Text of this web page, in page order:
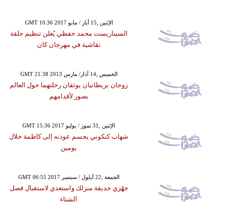
GMT 10:36 2017 الإثنين ,15 أيار / مايو
السيناريست محمد حفظي يُعلن تنظيم حلقة
نقاشية في مهرجان كان
GMT 21:38 2013 الخميس ,14 آذار/ مارس
زوجان بريطانيان يوثقان رحلتهما حول العالم
بصور لأقدامهم
GMT 15:36 2017 الإثنين ,31 تموز / يوليو
شهاب كنكوني يحسم عودته إلى كاظمة خلال
يومين
GMT 06:55 2017 الجمعة ,22 أيلول / سبتمبر
جهّزي حديقة منزلك واستعدي لاستقبال فصل
الشتاء